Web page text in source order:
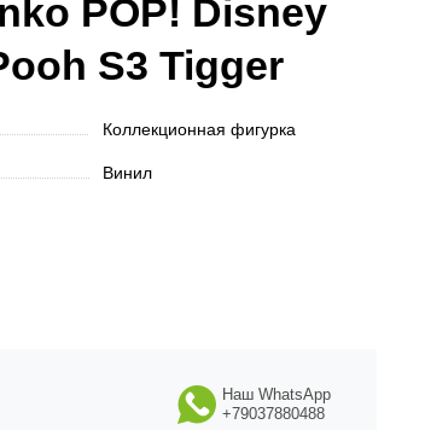
POP! Disney
S3 Tigger
Коллекционная фигурка
Винил
Наш WhatsApp
+79037880488